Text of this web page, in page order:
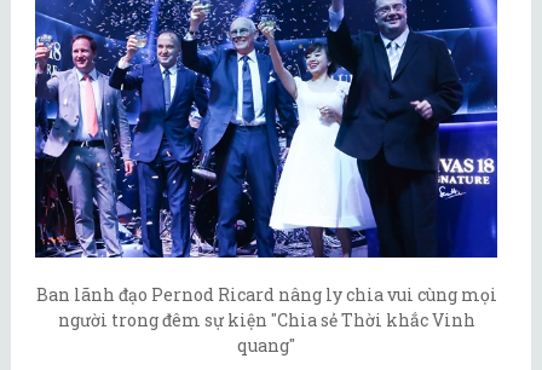
Ban lãnh đạo Pernod Ricard nâng ly chia vui cùng mọi
người trong đêm sự kiện "Chia sẻ Thời khắc Vinh
quang"